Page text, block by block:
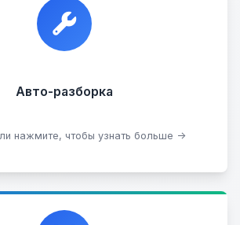
Авто-разборка
нажмите, чтобы узнать больше →
для разборки на запчасти в
любом состоянии.
Сдать на разборку
с лучшими организациями. Если у